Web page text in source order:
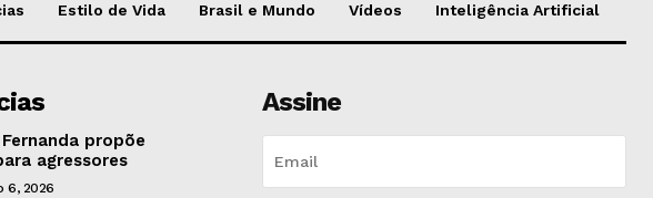
Estilo de Vida Brasil e Mundo Vídeos Inteligência Artificial
propõe
agressores
6, 2026
Assine